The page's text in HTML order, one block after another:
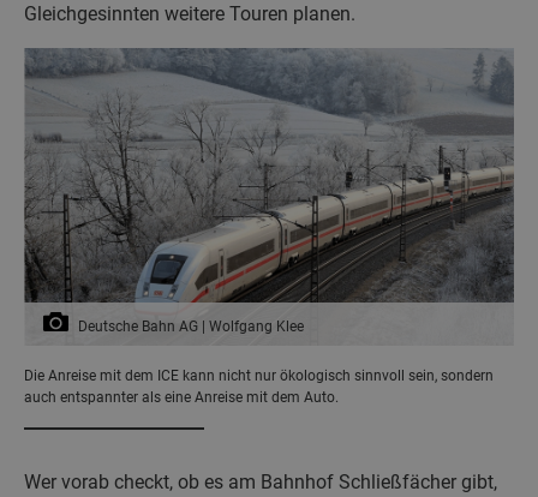
Gleichgesinnten weitere Touren planen.
Deutsche Bahn AG | Wolfgang Klee
Die Anreise mit dem ICE kann nicht nur ökologisch sinnvoll sein, sondern
auch entspannter als eine Anreise mit dem Auto.
Wer vorab checkt, ob es am Bahnhof Schließfächer gibt,